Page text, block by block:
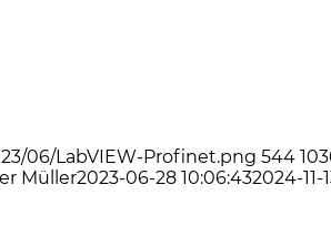
06/LabVIEW-Profinet.png 544
Müller2023-06-28 10:06:432024-11-